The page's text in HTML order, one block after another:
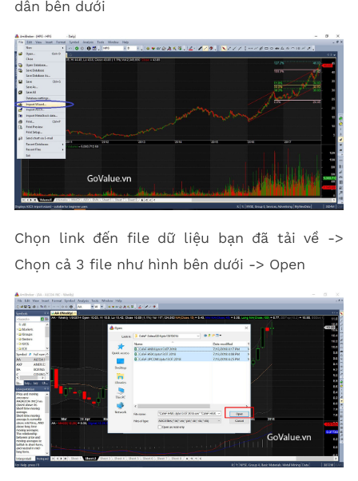
dẫn bên dưới
Chọn link đến file dữ liệu bạn đã tải về ->
Chọn cả 3 file như hình bên dưới -> Open